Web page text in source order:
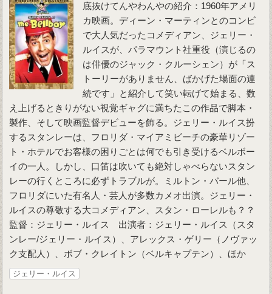
底抜けてんやわんやの紹介：1960年アメリ
カ映画。ディーン・マーティンとのコンビ
で大人気だったコメディアン、ジェリー・
ルイスが、パラマウント社重役（演じるの
は俳優のジャック・クルーシェン）が「ス
トーリーがありません、ばかげた場面の連
続です」と紹介して笑い転げて始まる、数
え上げるときりがない視覚ギャグに満ちたこの作品で脚本・
製作、そして映画監督デビューを飾る。ジェリー・ルイス扮
するスタンレーは、フロリダ・マイアミビーチの豪華リゾー
ト・ホテルでお客様の困りごとは何でも引き受けるベルボー
イの一人。しかし、口笛は吹いても絶対しゃべらないスタン
レーの行くところに必ずトラブルが。ミルトン・バール他、
フロリダにいた有名人・芸人が多数カメオ出演。ジェリー・
ルイスの尊敬する大コメディアン、スタン・ローレルも？？
監督：ジェリー・ルイス 出演者：ジェリー・ルイス（スタ
ンレー/ジェリー・ルイス）、アレックス・ゲリー（ノヴァッ
ク支配人）、ボブ・クレイトン（ベルキャプテン）、ほか
ジェリー・ルイス